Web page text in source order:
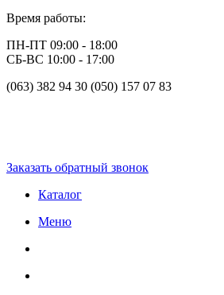
Время работы:
ПН-ПТ 09:00 - 18:00
СБ-ВС 10:00 - 17:00
(063) 382 94 30 (050) 157 07 83
Заказать обратный звонок
Каталог
Меню